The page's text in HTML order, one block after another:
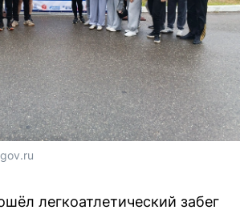
легкоатлетический забег